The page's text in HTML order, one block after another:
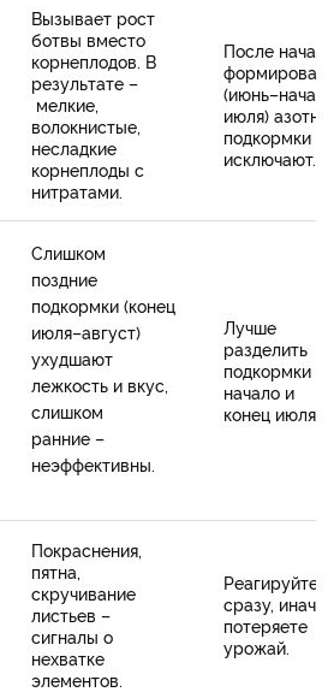
Вызывает рост
ботвы вместо
корнеплодов. В
результате –
мелкие,
волокнистые,
несладкие
корнеплоды с
нитратами.
После начала
(июнь–начало
июля)
подкормки
исключают.
Слишком
поздние
подкормки (конец
июля–август)
ухудшают
лежкость и вкус,
слишком
ранние –
неэффективны.
Лучше
разделить
подкормки на
начало и
конец июля.
Покраснения,
пятна,
скручивание
листьев –
сигналы о
нехватке
элементов.
Реагируйте
сразу, иначе
потеряете
урожай.